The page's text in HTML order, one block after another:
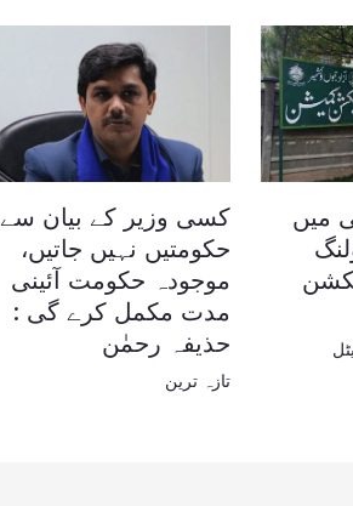
میں
کسی وزیر کے بیان سے
حکومتیں نہیں جاتیں،
موجودہ حکومت آئینی
مدت مکمل کرے گی :
حذیفہ رحمٰن
تازہ ترین